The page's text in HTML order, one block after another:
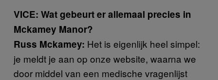
VICE: Wat gebeurt er allemaal precies in
Mckamey Manor?
Russ Mckamey: Het is eigenlijk heel simpel:
je meldt je aan op onze website, waarna we
door middel van een medische vragenlijst